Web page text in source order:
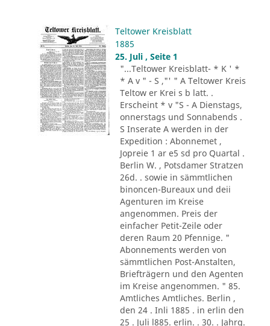
Teltower Kreisblatt
1885
25. Juli , Seite 1
"...Teltower Kreisblatt- * K ' *
* A v " - S ,"' " A Teltower Kreis
Teltow er Krei s b latt. .
Erscheint * v "S - A Dienstags,
onnerstags und Sonnabends .
S Inserate A werden in der
Expedition : Abonnemet ,
Jopreie 1 ar e5 sd pro Quartal .
Berlin W. , Potsdamer Stratzen
26d. . sowie in sämmtlichen
binoncen-Bureaux und deii
Agenturen im Kreise
angenommen. Preis der
einfacher Petit-Zeile oder
deren Raum 20 Pfennige. "
Abonnements werden von
sämmtlichen Post-Anstalten,
Briefträgern und den Agenten
im Kreise angenommen. " 85.
Amtliches Amtliches. Berlin ,
den 24 . Inli 1885 . in erlin den
25 . Juli l885. erlin. . 30. . Jahrg.